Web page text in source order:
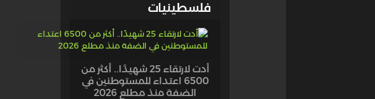
فلسطينيات
أدت لارتقاء 25 شهيدًا.. أكثر من
6500 اعتداء للمستوطنين في
الضفة منذ مطلع 2026